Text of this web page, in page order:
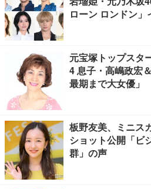
ローン ロンドン
元宝塚トップスタ
4 息子・高嶋政宏
最期まで大女優」
板野友美、ミニス
ショット公開「ビ
群」の声